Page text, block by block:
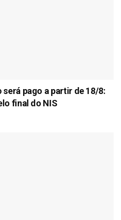
pago a partir de 18/8:
final do NIS